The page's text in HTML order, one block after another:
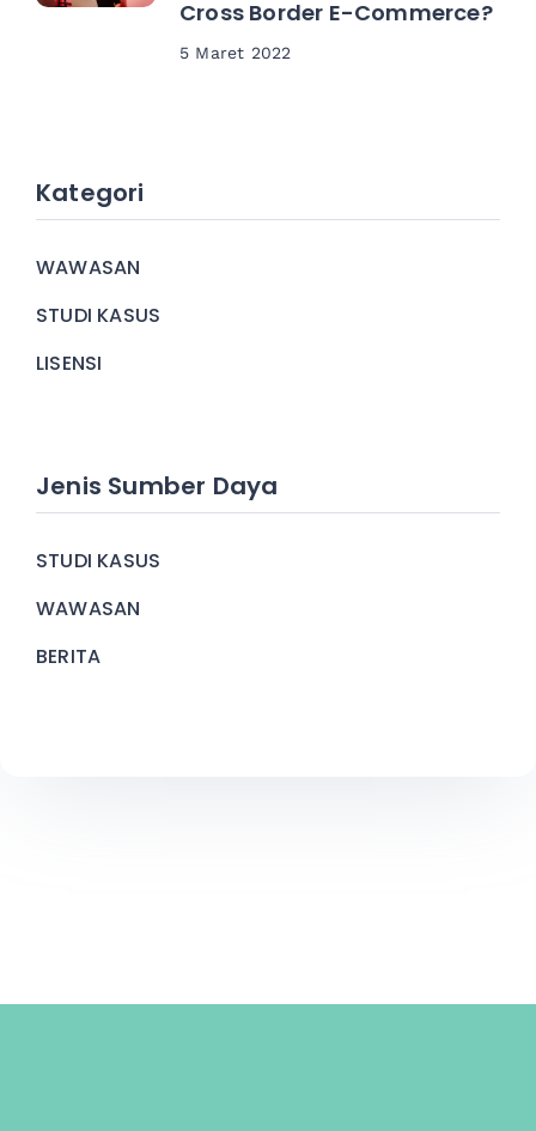
Cross Border E-Commerce?
5 Maret 2022
Kategori
WAWASAN
STUDI KASUS
LISENSI
Jenis Sumber Daya
STUDI KASUS
WAWASAN
BERITA